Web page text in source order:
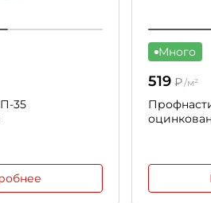
35
Много
519 ₽/м²